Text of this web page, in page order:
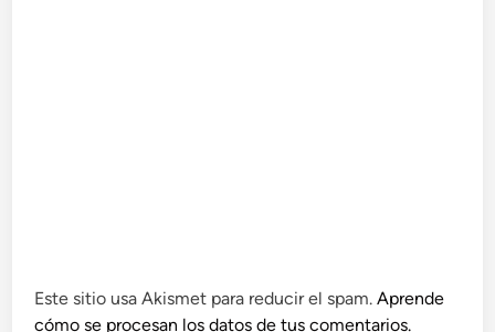
Este sitio usa Akismet para reducir el spam.Aprende
cómo se procesan los datos de tus comentarios.